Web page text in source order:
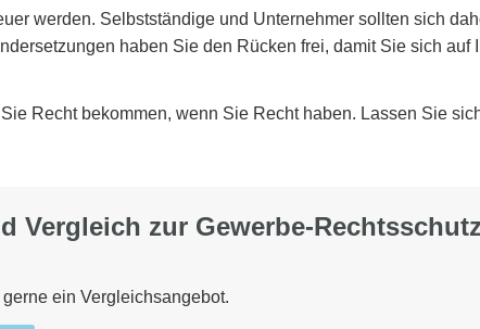
werden. Selbstständige und Unternehmer sollten sich
haben Sie den Rücken frei, damit Sie sich auf
Recht bekommen, wenn Sie Recht haben. Lassen Sie
Vergleich zur Gewerbe-
ein Vergleichsangebot.